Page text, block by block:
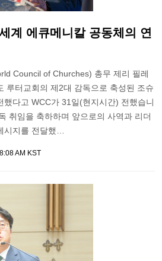
계 에큐메니칼 공동체의 연
Council of Churches) 총무 제리 필레
루터교회의 제2대 감독으로 축성된 조슈
했다고 WCC가 31일(현지시간) 전했습니
취임을 축하하며 앞으로의 사역과 리더
시지를 전달했…
AM KST